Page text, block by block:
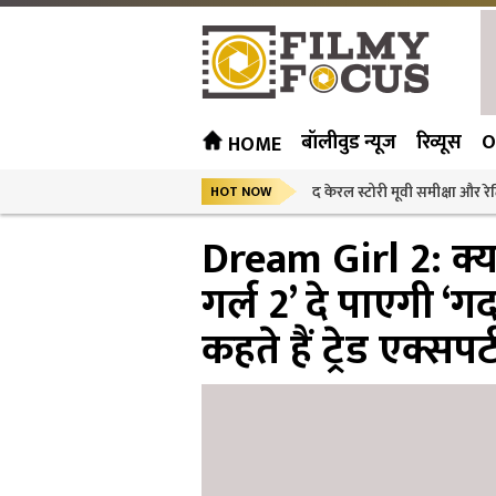
HOME बॉलीवुड न्यूज रिव्यूस
HOT NOW द केरल स्टोरी मूवी समीक्षा और
Dream Girl 2:
गर्ल 2’ दे पाएगी
कहते हैं ट्रेड